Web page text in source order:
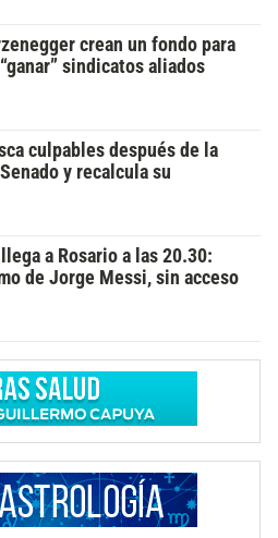
crean un fondo para
sindicatos aliados
culpables después de la
y recalcula su
a Rosario a las 20.30:
de Jorge Messi, sin acceso